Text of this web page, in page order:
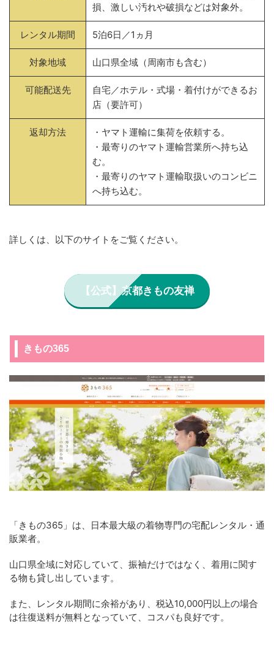
損、激しい汚れや破損などは対象外。
レンタル期間 5泊6日／1ヵ月
対象地域 山口県全域（周南市も含む）
可能配送先
自宅／ホテル・式場・着付けができるお
店（要許可）
返却方法
・ヤマト運輸に集荷を依頼する。
・最寄りのヤマト運輸営業所へ持ち込
む。
・最寄りのヤマト運輸取扱いのコンビニ
へ持ち込む。
詳しくは、以下のサイトをご覧ください。
【公式】京都きもの友禅
きもの365
「きもの365」は、日本最大級の着物専門の宅配レンタル・通
販業者。
山口県全域に対応していて、振袖だけではなく、着用に関す
る物も貸し出しています。
また、レンタル期間に余裕があり、税込10,000円以上の場合
は往復送料が無料となっていて、コスパも良好です。